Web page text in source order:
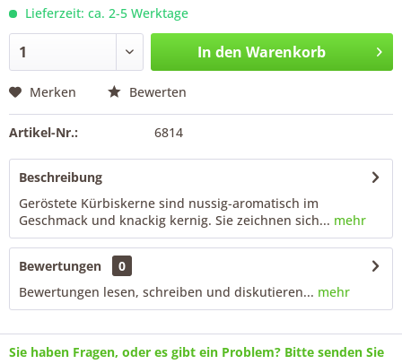
Lieferzeit: ca. 2-5 Werktage
In den Warenkorb
Merken Bewerten
Artikel-Nr.: 6814
Beschreibung
Geröstete Kürbiskerne sind nussig-aromatisch im
Geschmack und knackig kernig. Sie zeichnen sich... mehr
Bewertungen
0
Bewertungen lesen, schreiben und diskutieren... mehr
Sie haben Fragen, oder es gibt ein Problem? Bitte senden Sie